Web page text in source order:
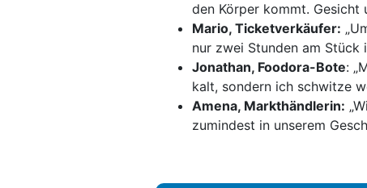
den Körper kommt. Gesicht
Mario, Ticketverkäufer:
nur zwei Stunden am Stück
Jonathan, Foodora-Bote:
kalt, sondern ich schwitze
Amena, Markthändlerin:
zumindest in unserem